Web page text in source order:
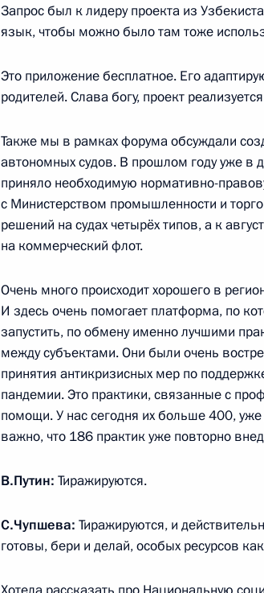
Совещание с постоянными членами
Совещание с членами Правительства
10 февраля 2021 года, 15:00 Московская
9 февраля 2021 года, вторник
Совещание судей судов общей
9 февраля 2021 года, 15:20 Московская
8 февраля 2021 года, понедельник
Заседание Совета по науке и
5 февраля 2021 года, пятница
Запрос был к лидеру проекта из
язык, чтобы можно было там тоже
Это приложение бесплатное. Его
родителей. Слава богу, проект
Также мы в рамках форума обсуждали
автономных судов. В прошлом году уже в
приняло необходимую нормативно-
с Министерством промышленности и
решений на судах четырёх типов, а к
на коммерческий флот.
Очень много происходит хорошего в
И здесь очень помогает платформа, по
запустить, по обмену именно лучшими
между субъектами. Они были очень
принятия антикризисных мер по
пандемии. Это практики, связанные с
помощи. У нас сегодня их больше 400,
важно, что 186 практик уже повторно
В.Путин: Тиражируются.
С.Чупшева: Тиражируются, и
готовы, бери и делай, особых ресурсов